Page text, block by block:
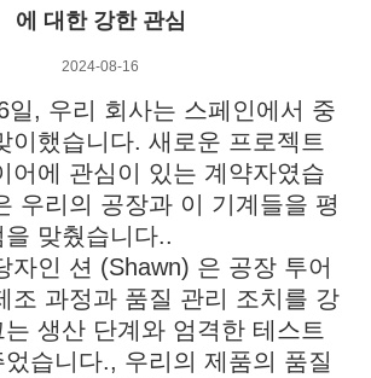
에 대한 강한 관심
2024-08-16
일, 우리 회사는 스페인에서 중
이했습니다. 새로운 프로젝트
어에 관심이 있는 계약자였습
우리의 공장과 이 기계들을 평
맞췄습니다..
자인 션 (Shawn) 은 공장 투어
조 과정과 품질 관리 조치를 강
생산 단계와 엄격한 테스트
습니다., 우리의 제품의 품질